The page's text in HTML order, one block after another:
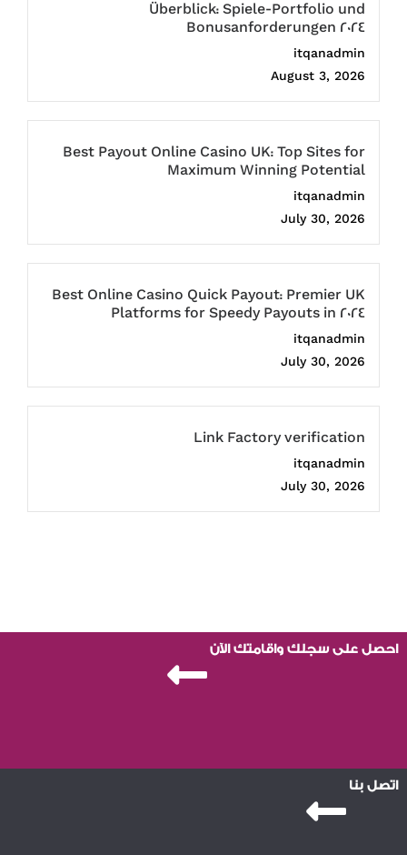
Überblick: Spiele-Portfolio und
Bonusanforderungen 2024
itqanadmin
August 3, 2026
Best Payout Online Casino UK: Top Sites for
Maximum Winning Potential
itqanadmin
July 30, 2026
Best Online Casino Quick Payout: Premier UK
Platforms for Speedy Payouts in 2024
itqanadmin
July 30, 2026
Link Factory verification
itqanadmin
July 30, 2026
احصل على سجلك واقامتك الآن
اتصل بنا